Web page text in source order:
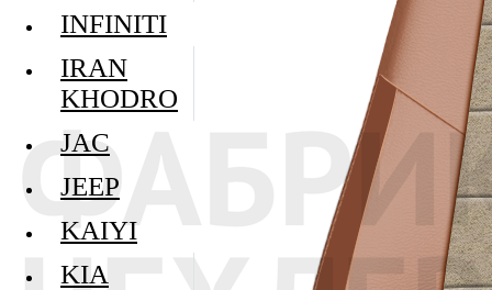
INFINITI
IRAN
KHODRO
JAC
JEEP
KAIYI
KIA